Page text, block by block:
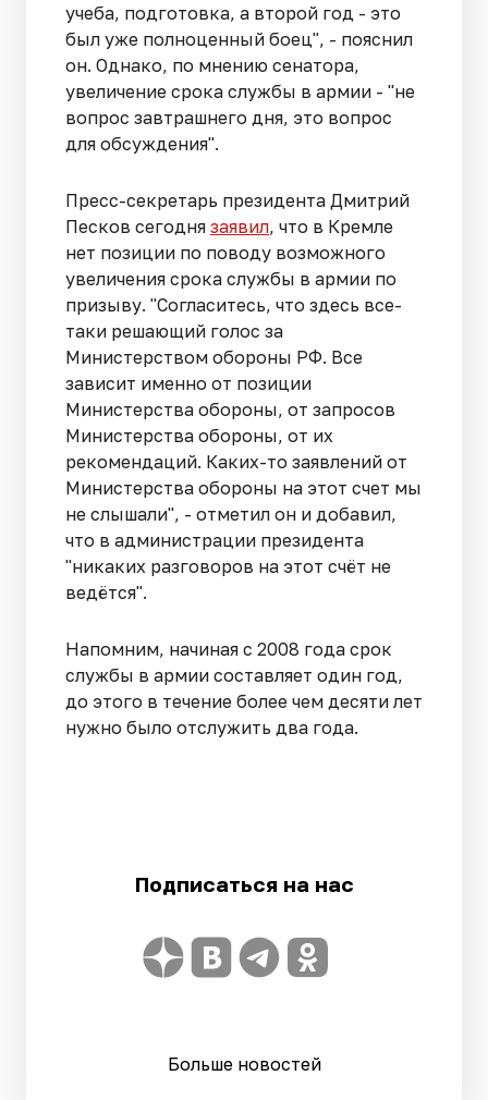
учеба, подготовка, а второй год - это
был уже полноценный боец", - пояснил
он. Однако, по мнению сенатора,
увеличение срока службы в армии - "не
вопрос завтрашнего дня, это вопрос
для обсуждения".
Пресс-секретарь президента Дмитрий
Песков сегодня заявил, что в Кремле
нет позиции по поводу возможного
увеличения срока службы в армии по
призыву. "Согласитесь, что здесь все-
таки решающий голос за
Министерством обороны РФ. Все
зависит именно от позиции
Министерства обороны, от запросов
Министерства обороны, от их
рекомендаций. Каких-то заявлений от
Министерства обороны на этот счет мы
не слышали", - отметил он и добавил,
что в администрации президента
"никаких разговоров на этот счёт не
ведётся".
Напомним, начиная с 2008 года срок
службы в армии составляет один год,
до этого в течение более чем десяти лет
нужно было отслужить два года.
Подписаться на нас
Больше новостей